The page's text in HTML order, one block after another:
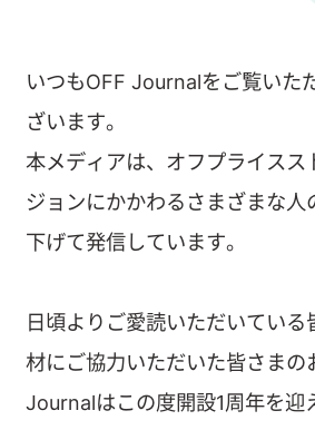
いつもOFF Journalをご覧いた
ざいます。
本メディアは、オフプライスス
ジョンにかかわるさまざまな人
下げて発信しています。
日頃よりご愛読いただいている
材にご協力いただいた皆さまの
Journalはこの度開設1周年を迎